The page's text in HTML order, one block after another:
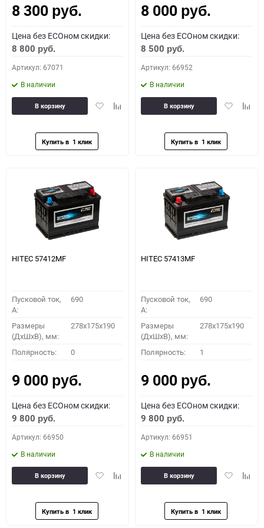
8 300 руб.
Цена без ECOном скидки:
8 800 руб.
Артикул: 67071
В наличии
ДобавитьДобавить
В корзину
8 000 руб.
Цена без ECOном скидки:
8 500 руб.
Артикул: 66952
В наличии
Добавить
В корзину
HITEC 57412MF
Пусковой ток,
A:
690
Размеры
(ДхШхВ), мм:
278x175x190
Полярность: 0
9 000 руб.
Цена без ECOном скидки:
9 800 руб.
Артикул: 66950
В наличии
ДобавитьДобавить
В корзину
HITEC 57413MF
Пусковой ток,
A:
690
Размеры
(ДхШхВ), мм:
278x175x190
Полярность: 1
9 000 руб.
Цена без ECOном скидки:
9 800 руб.
Артикул: 66951
В наличии
Добавить
В корзину